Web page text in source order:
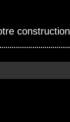
construction